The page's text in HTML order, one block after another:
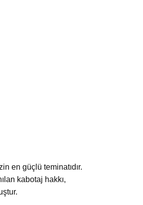
en güçlü teminatıdır.
kabotaj hakkı,